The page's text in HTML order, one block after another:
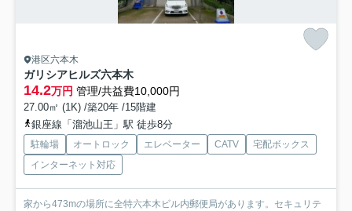
港区六本木
ガリシアヒルズ六本木
14.2万円 管理/共益費10,000円
27.00㎡ (1K) /築20年 /15階建
銀座線「溜池山王」駅 徒歩8分
駐輪場 オートロック エレベーター CATV
宅配ボックス
インターネット対応
家から473mの場所に全特六本木ビル内郵便局があります。セキュリテ